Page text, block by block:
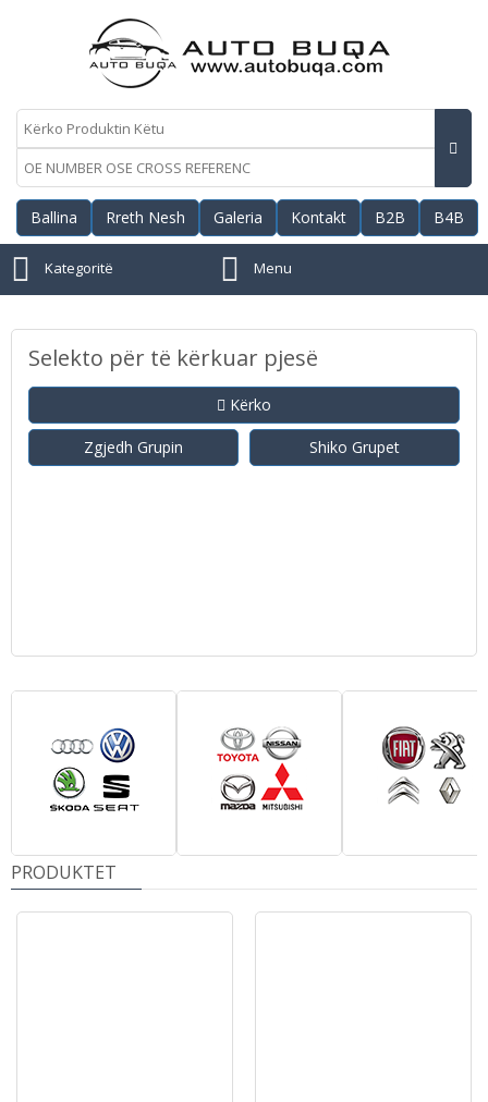
Ballina Rreth Nesh Galeria Kontakt B2B B4B
Kategoritë Menu
Selekto për të kërkuar pjesë
Kërko
Zgjedh Grupin Shiko Grupet
PRODUKTET